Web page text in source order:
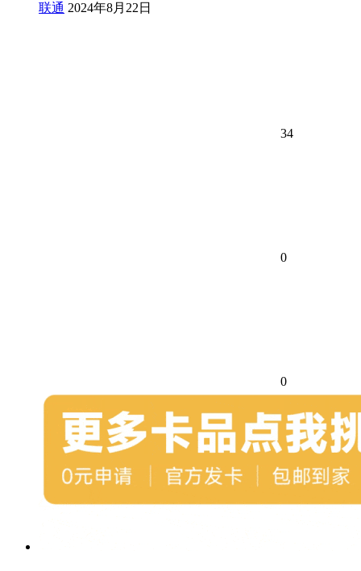
联通 2024年8月22日
34
0
0